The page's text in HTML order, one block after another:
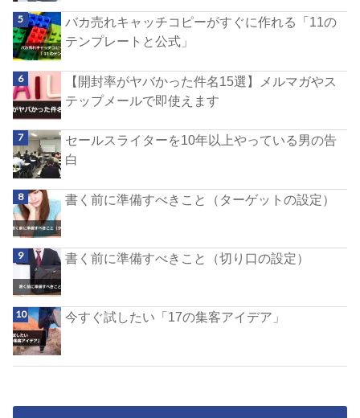
バカ売れキャッチコピーがすぐに作れる「11の
テンプレートと公式」
【開封率がヤバかった件名15選】メルマガやス
テップメールで即使えます
セールスライターを10年以上やっている男の告
白
書く前に準備すべきこと（ターゲットの設定）
書く前に準備すべきこと（切り口の設定）
今すぐ試したい「17の集客アイデア」